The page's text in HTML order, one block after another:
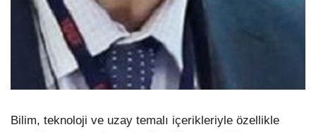
Bilim, teknoloji ve uzay temalı içerikleriyle özellikle